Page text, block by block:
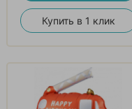
Купить в 1 клик